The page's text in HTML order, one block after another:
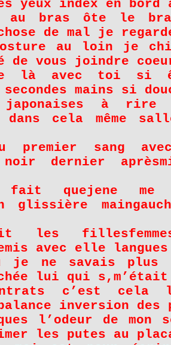
yeux index en bord
au bras ôte le
de mal je
au loin je
de vous joindre
là avec toi si
mains si
à rire
dans cela même
premier sang
noir dernier
quejene me
glissière
les
avec elle
je ne savais plus
lui qui
c’est cela
inversion des
l’odeur de
les putes au